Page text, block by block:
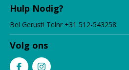
Hulp Nodig?
Bel Gerust! Telnr +31 512-543258
Volg ons